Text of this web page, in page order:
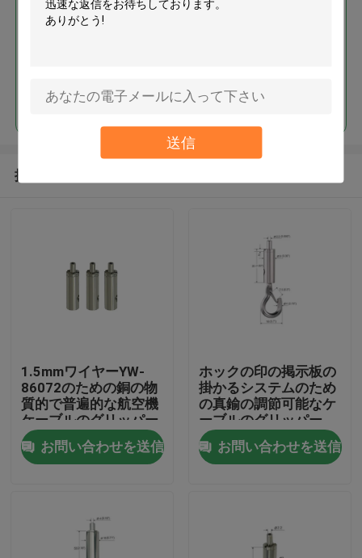
送信
てめっきされる真鍮の物質的な
続行
推薦されたプロダクト
1.5mmワイヤーYW-
86072のための銅の物
質的で普遍的な航空機
ケーブルのグリッパー
お問い合わせを送信
ホックの印の掲示板の
掛かるシステムのため
の真鍮の調節可能なケ
ーブルのグリッパー
お問い合わせを送信